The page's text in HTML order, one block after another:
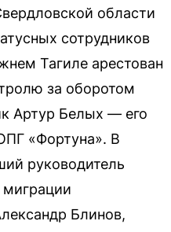
области
сотрудников
Тагиле арестован
за оборотом
Артур Белых — его
«Фортуна». В
руководитель
миграции
Блинов,